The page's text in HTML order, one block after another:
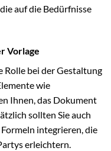
auf die Bedürfnisse
Vorlage
Rolle bei der Gestaltung
wie
Ihnen, das Dokument
sollten Sie auch
integrieren, die
erleichtern.